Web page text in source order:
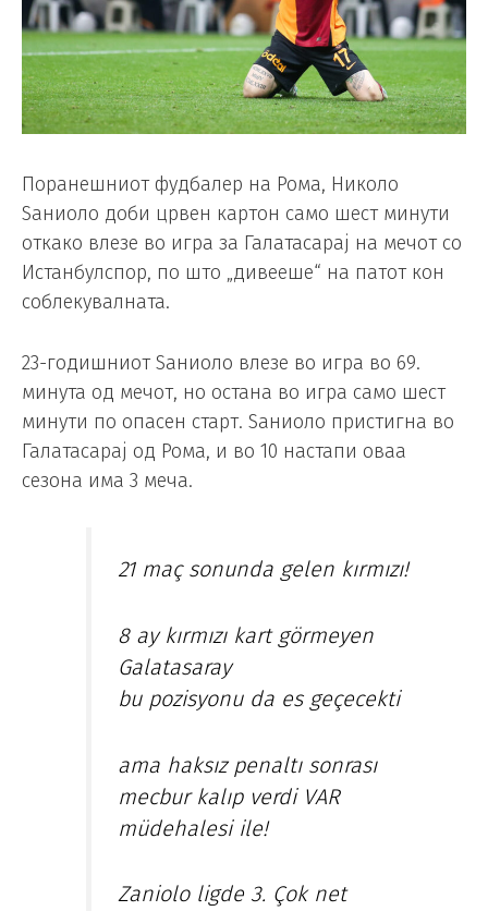
Поранешниот фудбалер на Рома, Николо
Ѕаниоло доби црвен картон само шест минути
откако влезе во игра за Галатасарај на мечот со
Истанбулспор, по што „дивееше“ на патот кон
соблекувалната.
23-годишниот Ѕаниоло влезе во игра во 69.
минута од мечот, но остана во игра само шест
минути по опасен старт. Ѕаниоло пристигна во
Галатасарај од Рома, и во 10 настапи оваа
сезона има 3 меча.
21 maç sonunda gelen kırmızı!
8 ay kırmızı kart görmeyen
Galatasaray
bu pozisyonu da es geçecekti
ama haksız penaltı sonrası
mecbur kalıp verdi VAR
müdehalesi ile!
Zaniolo ligde 3. Çok net